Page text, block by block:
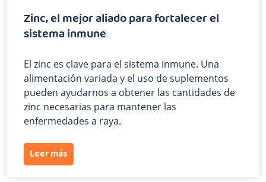
Zinc, el mejor aliado para fortalecer el
sistema inmune
El zinc es clave para el sistema inmune. Una
alimentación variada y el uso de suplementos
pueden ayudarnos a obtener las cantidades de
zinc necesarias para mantener las
enfermedades a raya.
Leer más